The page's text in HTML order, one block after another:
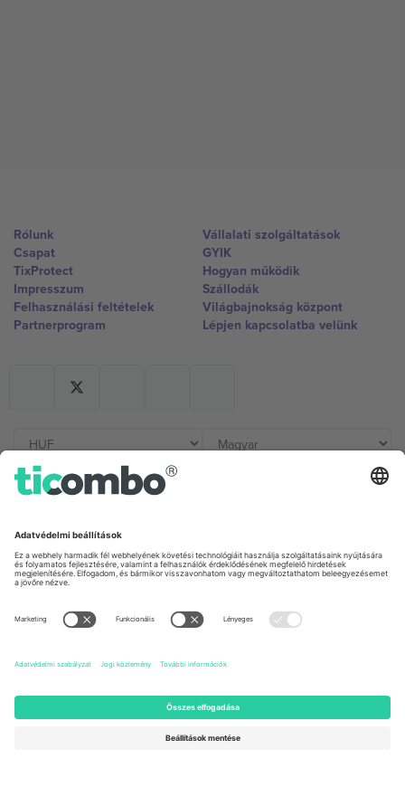
Rólunk
Csapat
TixProtect
Impresszum
Felhasználási feltételek
Partnerprogram
Vállalati szolgáltatások
GYIK
Hogyan működik
Szállodák
Világbajnokság központ
Lépjen kapcsolatba velünk
Germany
Unter den Linden 24, 10117
Berlin, Germany
United Kingdom
167 City Road, London, Greater
Newark, Delaware 19713, United
States
Engelberg, Switzerland